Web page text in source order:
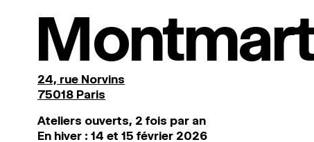
24, rue Norvins
75018 Paris
Ateliers ouverts, 2 fois par an
En hiver : 14 et 15 février 2026